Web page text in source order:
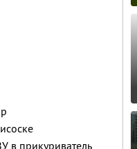
в прикуриватель